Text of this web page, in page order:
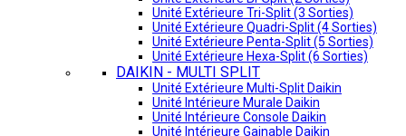
Unité Extérieure Tri-Split (3 Sorties)
Unité Extérieure Quadri-Split (4 Sorties)
Unité Extérieure Penta-Split (5 Sorties)
Unité Extérieure Hexa-Split (6 Sorties)
DAIKIN - MULTI SPLIT
Unité Extérieure Multi-Split Daikin
Unité Intérieure Murale Daikin
Unité Intérieure Console Daikin
Unité Intérieure Gainable Daikin